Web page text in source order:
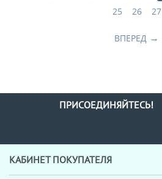
25
26 27
ВПЕРЕД
ПРИСОЕДИНЯЙТЕСЬ!
КАБИНЕТ ПОКУПАТЕЛЯ